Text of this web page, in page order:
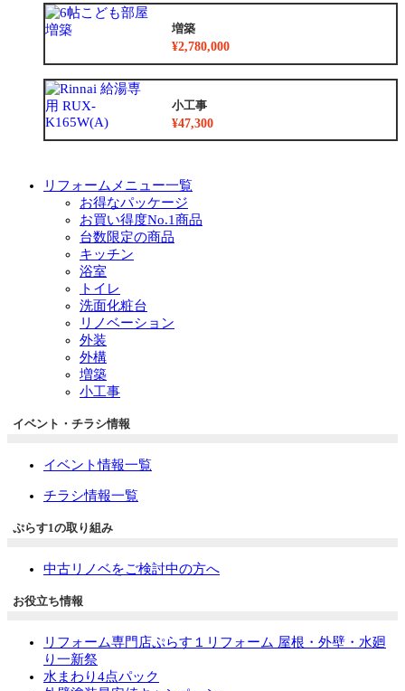
増築
¥2,780,000
小工事
¥47,300
リフォームメニュー一覧
お得なパッケージ
お買い得度No.1商品
台数限定の商品
キッチン
浴室
トイレ
洗面化粧台
リノベーション
外装
外構
増築
小工事
イベント・チラシ情報
イベント情報一覧
チラシ情報一覧
ぷらす1の取り組み
中古リノベをご検討中の方へ
お役立ち情報
リフォーム専門店ぷらす１リフォーム 屋根・外壁・水廻
り一新祭
水まわり4点パック